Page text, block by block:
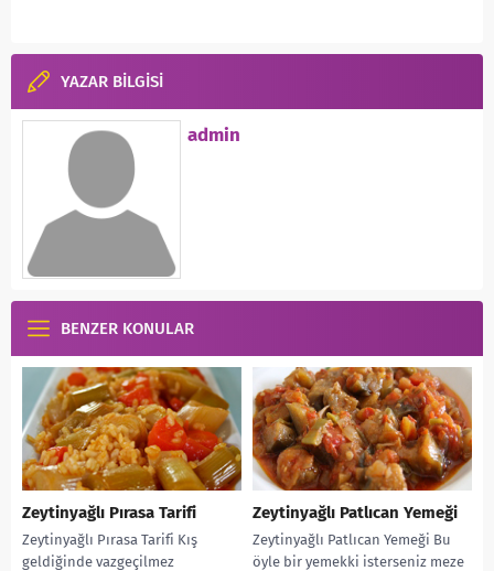
YAZAR BİLGİSİ
admin
BENZER KONULAR
Zeytinyağlı Pırasa Tarifi
Zeytinyağlı Pırasa Tarifi Kış
geldiğinde vazgeçilmez
Zeytinyağlı Patlıcan Yemeği
Zeytinyağlı Patlıcan Yemeği Bu
öyle bir yemekki isterseniz meze